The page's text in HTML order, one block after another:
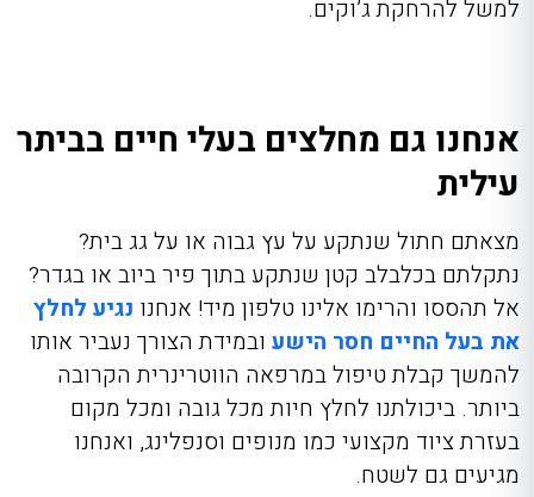
למשל להרחקת ג’וקים.
אנחנו גם מחלצים בעלי חיים בביתר
עילית
מצאתם חתול שנתקע על עץ גבוה או על גג בית?
נתקלתם בכלבלב קטן שנתקע בתוך פיר ביוב או בגדר?
אל תהססו והרימו אלינו טלפון מיד! אנחנו נגיע לחלץ
את בעל החיים חסר הישע ובמידת הצורך נעביר אותו
להמשך קבלת טיפול במרפאה הווטרינרית הקרובה
ביותר. ביכולתנו לחלץ חיות מכל גובה ומכל מקום
בעזרת ציוד מקצועי כמו מנופים וסנפלינג, ואנחנו
מגיעים גם לשטח.